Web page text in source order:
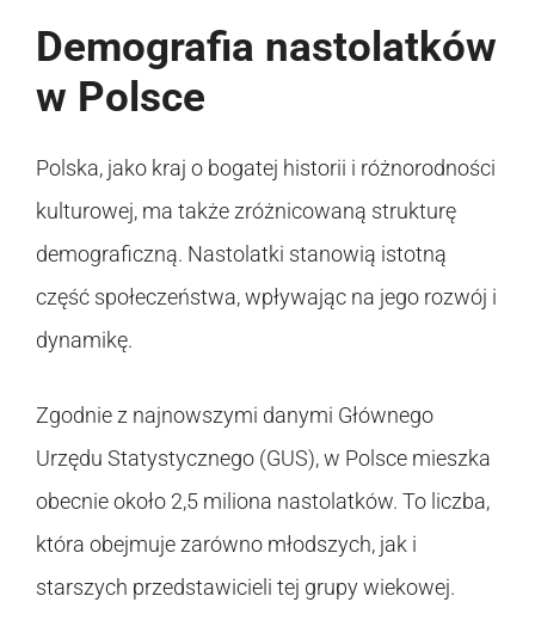
Demografia nastolatków
w Polsce
Polska, jako kraj o bogatej historii i różnorodności
kulturowej, ma także zróżnicowaną strukturę
demograficzną. Nastolatki stanowią istotną
część społeczeństwa, wpływając na jego rozwój i
dynamikę.
Zgodnie z najnowszymi danymi Głównego
Urzędu Statystycznego (GUS), w Polsce mieszka
obecnie około 2,5 miliona nastolatków. To liczba,
która obejmuje zarówno młodszych, jak i
starszych przedstawicieli tej grupy wiekowej.